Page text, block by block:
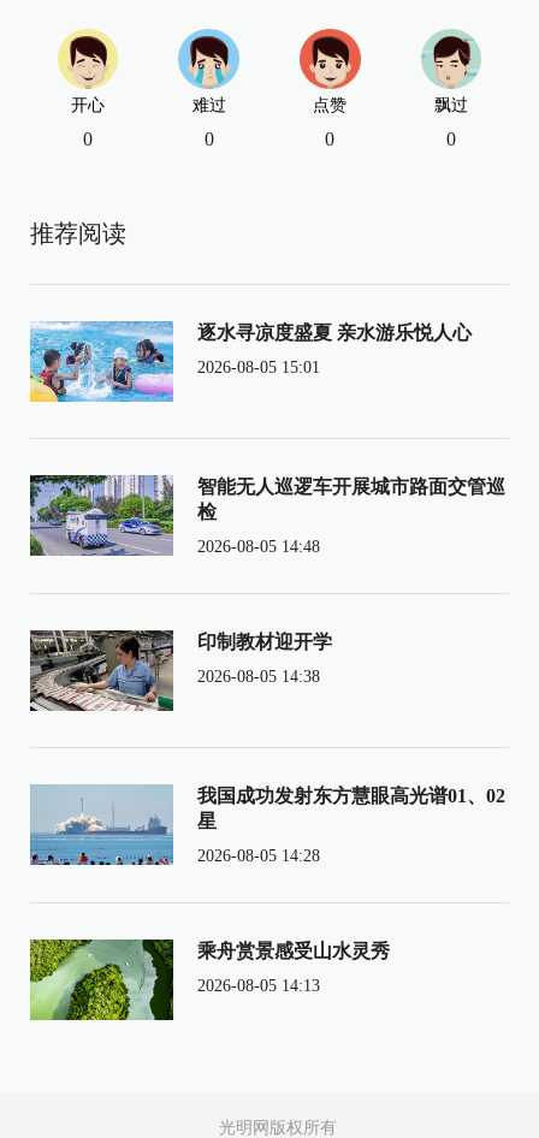
开心
0
难过
0
点赞
0
飘过
0
推荐阅读
逐水寻凉度盛夏 亲水游乐悦人心
2026-08-05 15:01
智能无人巡逻车开展城市路面交管巡
检
2026-08-05 14:48
印制教材迎开学
2026-08-05 14:38
我国成功发射东方慧眼高光谱01、02
星
2026-08-05 14:28
乘舟赏景感受山水灵秀
2026-08-05 14:13
光明网版权所有